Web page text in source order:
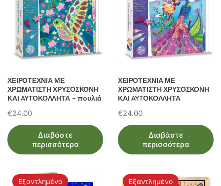
ΧΕΙΡΟΤΕΧΝΙΑ ΜΕ
ΧΡΩΜΑΤΙΣΤΗ ΧΡΥΣΟΣΚΟΝΗ
ΚΑΙ AYTΟΚΟΛΛΗΤΑ – πουλιά
€24.00
Διαβάστε
περισσότερα
ΧΕΙΡΟΤΕΧΝΙΑ ΜΕ
ΧΡΩΜΑΤΙΣΤΗ ΧΡΥΣΟΣΚΟΝΗ
ΚΑΙ AYTΟΚΟΛΛΗΤΑ
€24.00
Διαβάστε
περισσότερα
Εξαντλημένο Εξαντλημένο